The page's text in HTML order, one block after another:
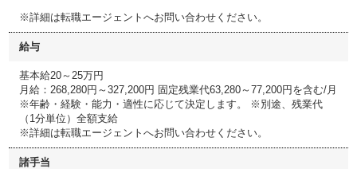
※詳細は転職エージェントへお問い合わせください。
給与
基本給20～25万円
月給：268,280円～327,200円 固定残業代63,280～77,200円を含む/月
※年齢・経験・能力・適性に応じて決定します。 ※別途、残業代
（1分単位）全額支給
※詳細は転職エージェントへお問い合わせください。
諸手当